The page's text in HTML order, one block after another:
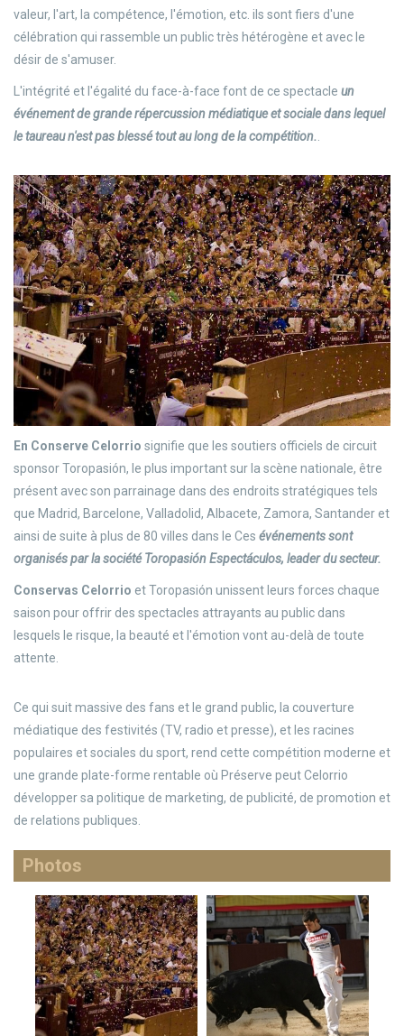
valeur, l'art, la compétence, l'émotion, etc. ils sont fiers d'une
célébration qui rassemble un public très hétérogène et avec le
désir de s'amuser.
L'intégrité et l'égalité du face-à-face font de ce spectacle un
événement de grande répercussion médiatique et sociale dans lequel
le taureau n'est pas blessé tout au long de la compétition.
En Conserve Celorrio signifie que les soutiers officiels de circuit
sponsor Toropasión, le plus important sur la scène nationale, être
présent avec son parrainage dans des endroits stratégiques tels
que Madrid, Barcelone, Valladolid, Albacete, Zamora, Santander et
ainsi de suite à plus de 80 villes dans le Ces événements sont
organisés par la société Toropasión Espectáculos, leader du secteur.
Conservas Celorrio et Toropasión unissent leurs forces chaque
saison pour offrir des spectacles attrayants au public dans
lesquels le risque, la beauté et l'émotion vont au-delà de toute
attente.
Ce qui suit massive des fans et le grand public, la couverture
médiatique des festivités (TV, radio et presse), et les racines
populaires et sociales du sport, rend cette compétition moderne et
une grande plate-forme rentable où Préserve peut Celorrio
développer sa politique de marketing, de publicité, de promotion et
de relations publiques.
Photos